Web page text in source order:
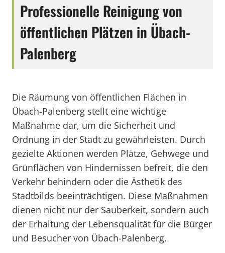
Professionelle Reinigung von
öffentlichen Plätzen in Übach-
Palenberg
Die Räumung von öffentlichen Flächen in
Übach-Palenberg stellt eine wichtige
Maßnahme dar, um die Sicherheit und
Ordnung in der Stadt zu gewährleisten. Durch
gezielte Aktionen werden Plätze, Gehwege und
Grünflächen von Hindernissen befreit, die den
Verkehr behindern oder die Ästhetik des
Stadtbilds beeinträchtigen. Diese Maßnahmen
dienen nicht nur der Sauberkeit, sondern auch
der Erhaltung der Lebensqualität für die Bürger
und Besucher von Übach-Palenberg.